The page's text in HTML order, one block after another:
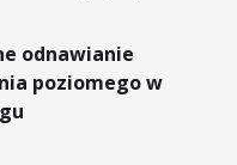
odnawianie
poziomego w